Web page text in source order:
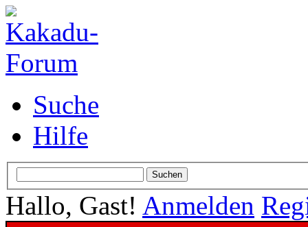
Suche
Hilfe
Hallo, Gast! Anmelden